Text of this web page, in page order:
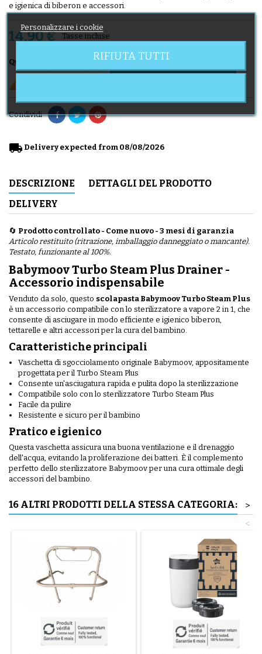
e igienica di biberon e accessori.
14,90 € Tasse incluse
Quantità  Aggiungi al carrello

Condividi
local_shipping Delivery expected from 08/08/2026
DESCRIZIONE
DETTAGLI DEL PRODOTTO
DELIVERY
🔄 Prodotto controllato - Come nuovo - 3 mesi di garanzia
Articolo restituito (ritrazione, imballaggio danneggiato o mancante).
Testato, funzionante al 100%.
Babymoov Turbo Steam Plus Drainer -
Accessorio indispensabile
Venduto da solo, questo scolapasta Babymoov Turbo Steam Plus
è un accessorio compatibile con lo sterilizzatore a vapore 2 in 1, che
consente di asciugare in modo efficiente e igienico biberon,
tettarelle e altri accessori per la cura del bambino.
Caratteristiche principali
Vaschetta di sgocciolamento originale Babymoov, appositamente
progettata per il Turbo Steam Plus
Consente un'asciugatura rapida e pulita dopo la sterilizzazione
Compatibile solo con lo sterilizzatore Turbo Steam Plus
Facile da pulire
Resistente e sicuro per il bambino
Pratico e igienico
Questa vaschetta assicura una buona ventilazione e il drenaggio
dell'acqua, evitando la proliferazione dei batteri. È il complemento
perfetto dello sterilizzatore Babymoov per una cura ottimale degli
accessori del bambino.
16 ALTRI PRODOTTI DELLA STESSA CATEGORIA:
>
<
Personalizzare i cookie
RIFIUTA TUTTI